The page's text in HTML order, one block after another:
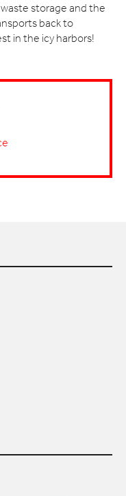
storage and the
back to
in the icy harbors!